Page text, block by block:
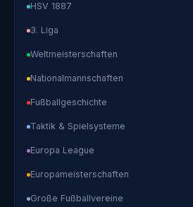
HSV 1887
3. Liga
Weltmeisterschaften
Nationalmannschaften
Fußballgeschichte
Taktik & Spielsysteme
Europa League
Europameisterschaften
Große Fußballvereine